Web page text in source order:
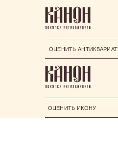
ОЦЕНИТЬ АНТИКВАРИАТ
ОЦЕНИТЬ ИКОНУ